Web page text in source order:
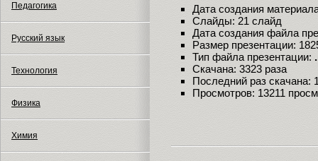
Педагогика
Русский язык
Технология
Физика
Химия
Дата создания
Слайды: 21 слайд
Дата создания файла
Размер презентации:
Тип файла презентации:
Скачана: 3323 раза
Последний раз скачана:
Просмотров: 13211